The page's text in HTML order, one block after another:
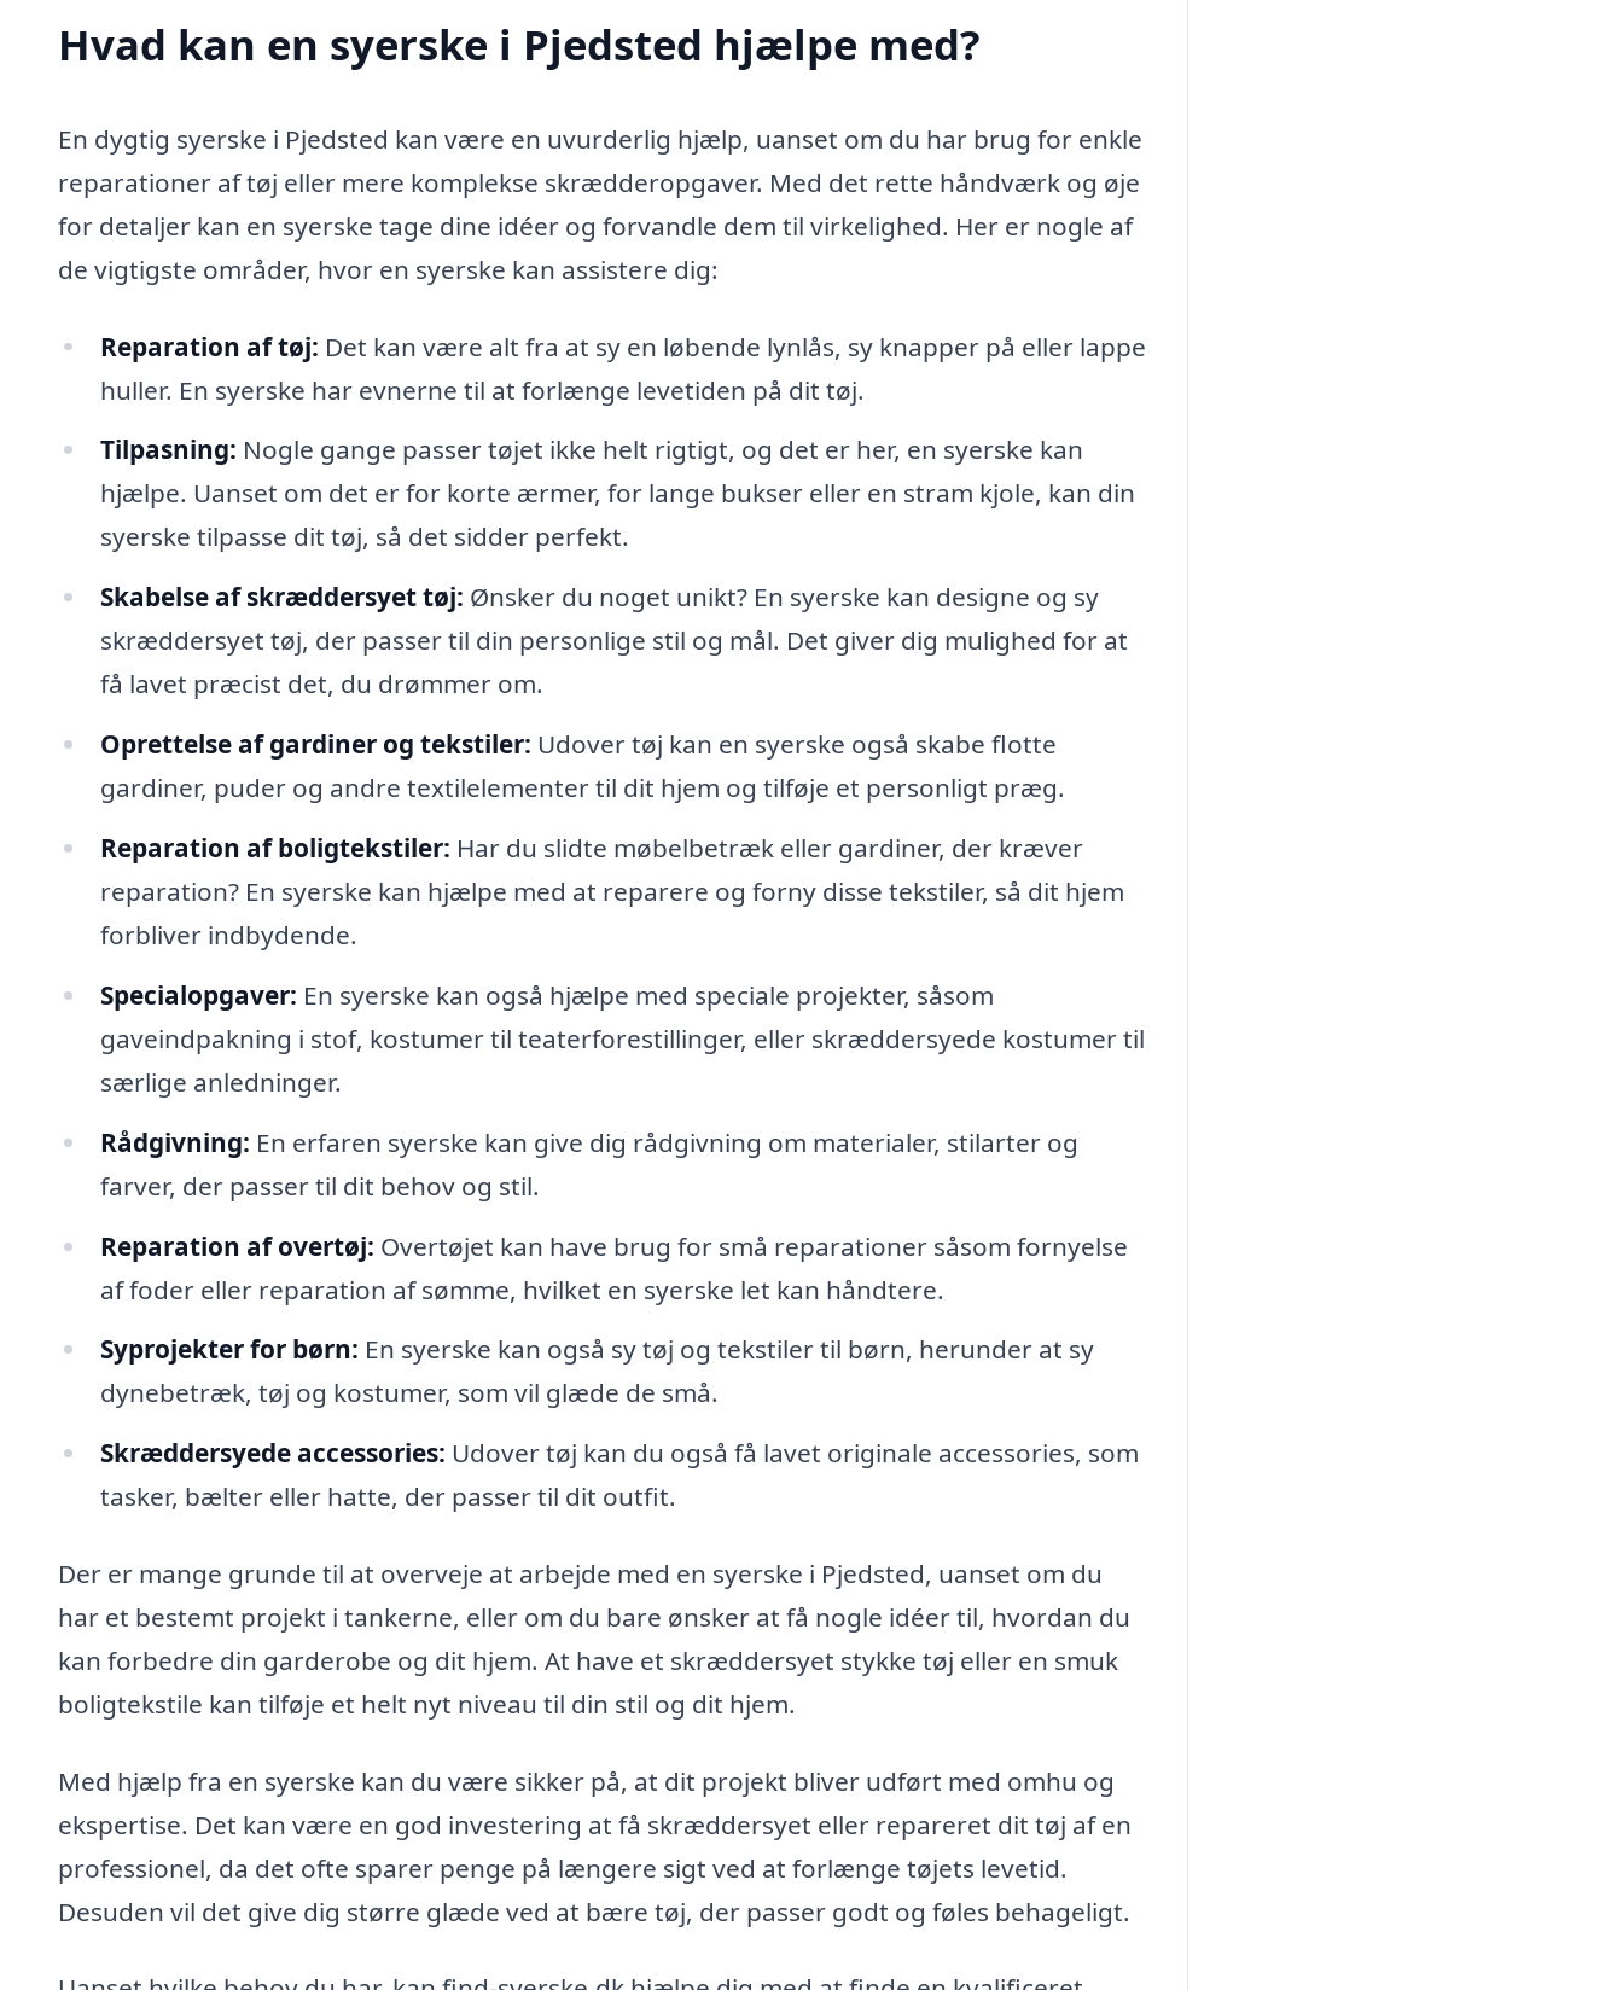
Hvad kan en syerske i Pjedsted hjælpe med?
En dygtig syerske i Pjedsted kan være en uvurderlig hjælp, uanset om du har brug for enkle
reparationer af tøj eller mere komplekse skrædderopgaver. Med det rette håndværk og øje
for detaljer kan en syerske tage dine idéer og forvandle dem til virkelighed. Her er nogle af
de vigtigste områder, hvor en syerske kan assistere dig:
Reparation af tøj: Det kan være alt fra at sy en løbende lynlås, sy knapper på eller lappe
huller. En syerske har evnerne til at forlænge levetiden på dit tøj.
Tilpasning: Nogle gange passer tøjet ikke helt rigtigt, og det er her, en syerske kan
hjælpe. Uanset om det er for korte ærmer, for lange bukser eller en stram kjole, kan din
syerske tilpasse dit tøj, så det sidder perfekt.
Skabelse af skræddersyet tøj: Ønsker du noget unikt? En syerske kan designe og sy
skræddersyet tøj, der passer til din personlige stil og mål. Det giver dig mulighed for at
få lavet præcist det, du drømmer om.
Oprettelse af gardiner og tekstiler: Udover tøj kan en syerske også skabe flotte
gardiner, puder og andre textilelementer til dit hjem og tilføje et personligt præg.
Reparation af boligtekstiler: Har du slidte møbelbetræk eller gardiner, der kræver
reparation? En syerske kan hjælpe med at reparere og forny disse tekstiler, så dit hjem
forbliver indbydende.
Specialopgaver: En syerske kan også hjælpe med speciale projekter, såsom
gaveindpakning i stof, kostumer til teaterforestillinger, eller skræddersyede kostumer til
særlige anledninger.
Rådgivning: En erfaren syerske kan give dig rådgivning om materialer, stilarter og
farver, der passer til dit behov og stil.
Reparation af overtøj: Overtøjet kan have brug for små reparationer såsom fornyelse
af foder eller reparation af sømme, hvilket en syerske let kan håndtere.
Syprojekter for børn: En syerske kan også sy tøj og tekstiler til børn, herunder at sy
dynebetræk, tøj og kostumer, som vil glæde de små.
Skræddersyede accessories: Udover tøj kan du også få lavet originale accessories, som
tasker, bælter eller hatte, der passer til dit outfit.
Der er mange grunde til at overveje at arbejde med en syerske i Pjedsted, uanset om du
har et bestemt projekt i tankerne, eller om du bare ønsker at få nogle idéer til, hvordan du
kan forbedre din garderobe og dit hjem. At have et skræddersyet stykke tøj eller en smuk
boligtekstile kan tilføje et helt nyt niveau til din stil og dit hjem.
Med hjælp fra en syerske kan du være sikker på, at dit projekt bliver udført med omhu og
ekspertise. Det kan være en god investering at få skræddersyet eller repareret dit tøj af en
professionel, da det ofte sparer penge på længere sigt ved at forlænge tøjets levetid.
Desuden vil det give dig større glæde ved at bære tøj, der passer godt og føles behageligt.